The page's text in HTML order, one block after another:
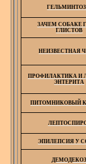
ЗАЧЕМ СОБАКЕ
ГЛИСТОВ
НЕИЗВЕСТНАЯ
ПРОФИЛАКТИКА И
ЭНТЕРИТА
ПИТОМНИКОВЫЙ
ЭПИЛЕПСИЯ У
ДЕМОДЕКОЗ